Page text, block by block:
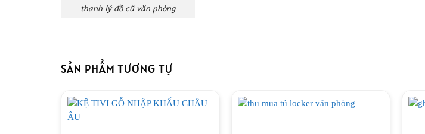
thanh lý đồ cũ văn phòng
SẢN PHẨM TƯƠNG TỰ